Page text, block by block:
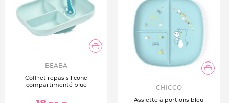
BEABA
Coffret repas silicone
compartimenté blue
CHICCO
Assiette à portions bleu